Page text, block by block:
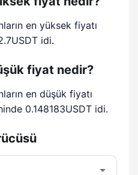
en yüksek fiyatı
idi.
fiyat nedir?
en düşük fiyatı
0.148183USDT idi.